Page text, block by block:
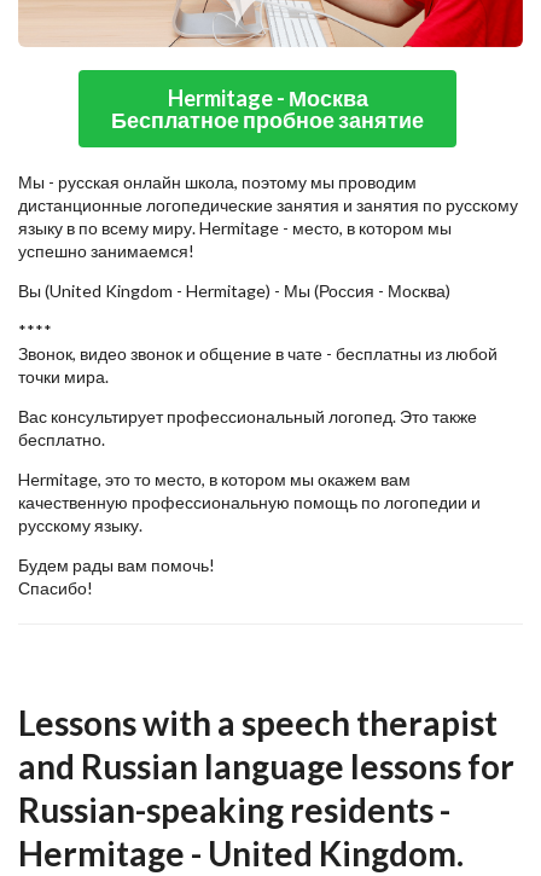
Hermitage - Москва
Бесплатное пробное занятие
Мы - русская онлайн школа, поэтому мы проводим
дистанционные логопедические занятия и занятия по русскому
языку в по всему миру. Hermitage - место, в котором мы
успешно занимаемся!
Вы (United Kingdom - Hermitage) - Мы (Россия - Москва)
****
Звонок, видео звонок и общение в чате - бесплатны из любой
точки мира.
Вас консультирует профессиональный логопед. Это также
бесплатно.
Hermitage, это то место, в котором мы окажем вам
качественную профессиональную помощь по логопедии и
русскому языку.
Будем рады вам помочь!
Спасибо!
Lessons with a speech therapist
and Russian language lessons for
Russian-speaking residents -
Hermitage - United Kingdom.